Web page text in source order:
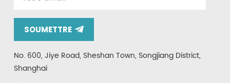
SOUMETTRE
No. 600, Jiye Road, Sheshan Town, Songjiang District,
Shanghai